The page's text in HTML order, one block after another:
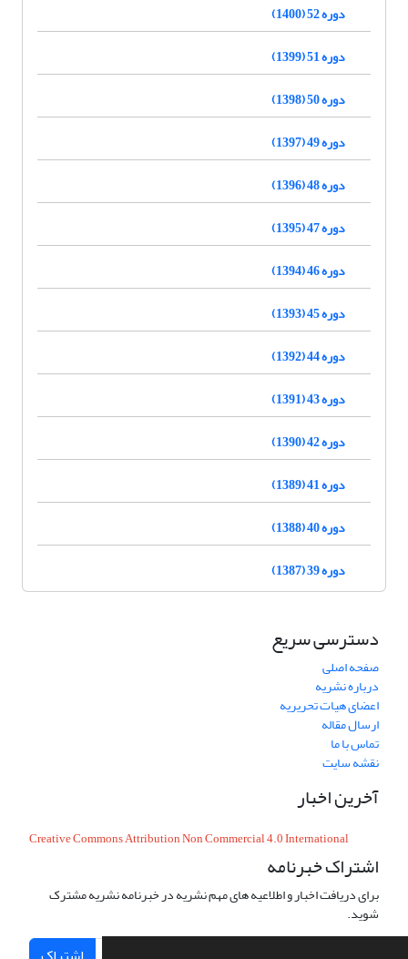
دوره 52 (1400)
دوره 51 (1399)
دوره 50 (1398)
دوره 49 (1397)
دوره 48 (1396)
دوره 47 (1395)
دوره 46 (1394)
دوره 45 (1393)
دوره 44 (1392)
دوره 43 (1391)
دوره 42 (1390)
دوره 41 (1389)
دوره 40 (1388)
دوره 39 (1387)
دسترسی سریع
صفحه اصلی
درباره نشریه
اعضای هیات تحریریه
ارسال مقاله
تماس با ما
نقشه سایت
آخرین اخبار
Creative Commons Attribution Non Commercial 4.0 International
اشتراک خبرنامه
برای دریافت اخبار و اطلاعیه های مهم نشریه در خبرنامه نشریه مشترک
شوید.